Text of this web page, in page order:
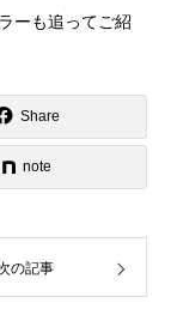
ーも追ってご紹
Share
note
の記事